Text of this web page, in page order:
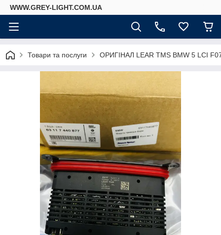
WWW.GREY-LIGHT.COM.UA
Товари та послуги ОРИГІНАЛ LEAR TMS BMW 5 LCI